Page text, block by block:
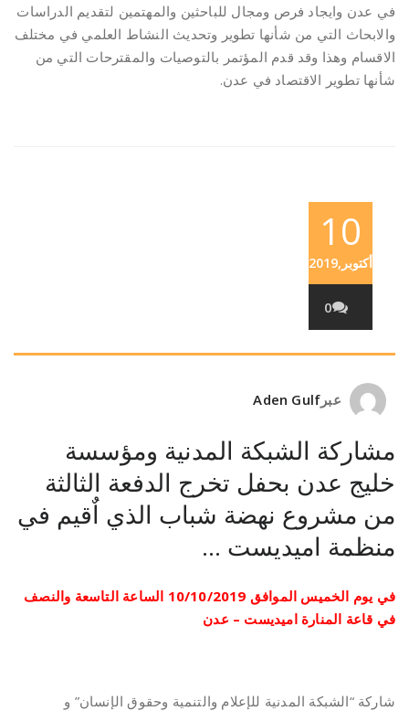
في عدن وايجاد فرص ومجال للباحثين والمهتمين لتقديم الدراسات
والابحاث التي من شأنها تطوير وتحديث النشاط العلمي في مختلف
الاقسام وهذا وقد قدم المؤتمر بالتوصيات والمقترحات التي من
شأنها تطوير الاقتصاد في عدن.
10
أكتوبر,2019
0
عبر Aden Gulf
مشاركة الشبكة المدنية ومؤسسة
خليج عدن بحفل تخرج الدفعة الثالثة
من مشروع نهضة شباب الذي اٌقيم في
منظمة اميديست …
في يوم الخميس الموافق 10/10/2019 الساعة التاسعة والنصف
في قاعة المنارة اميديست – عدن
شاركة “الشبكة المدنية للإعلام والتنمية وحقوق الإنسان” و